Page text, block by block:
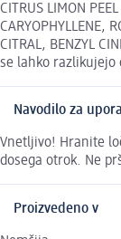
CITRUS LIMON
CARYOPHYLLENE,
CITRAL, BENZYL
se lahko razlikujejo
Navodilo za
Vnetljivo! Hranite
dosega otrok. Ne
Proizvedeno v